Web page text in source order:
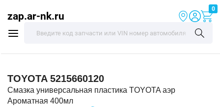
zap.ar-nk.ru
0
TOYOTA 5215660120
Смазка универсальная пластика TOYOTA аэр
Ароматная 400мл